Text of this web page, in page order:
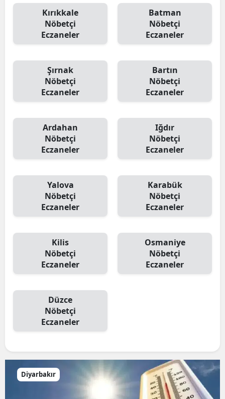
Kırıkkale
Nöbetçi
Eczaneler
Batman
Nöbetçi
Eczaneler
Şırnak
Nöbetçi
Eczaneler
Bartın
Nöbetçi
Eczaneler
Ardahan
Nöbetçi
Eczaneler
Iğdır
Nöbetçi
Eczaneler
Yalova
Nöbetçi
Eczaneler
Karabük
Nöbetçi
Eczaneler
Kilis
Nöbetçi
Eczaneler
Osmaniye
Nöbetçi
Eczaneler
Düzce
Nöbetçi
Eczaneler
Diyarbakır